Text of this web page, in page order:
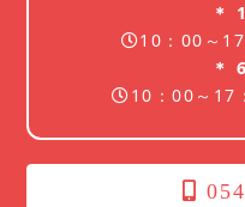
＊
10：00～
＊
10：00～17